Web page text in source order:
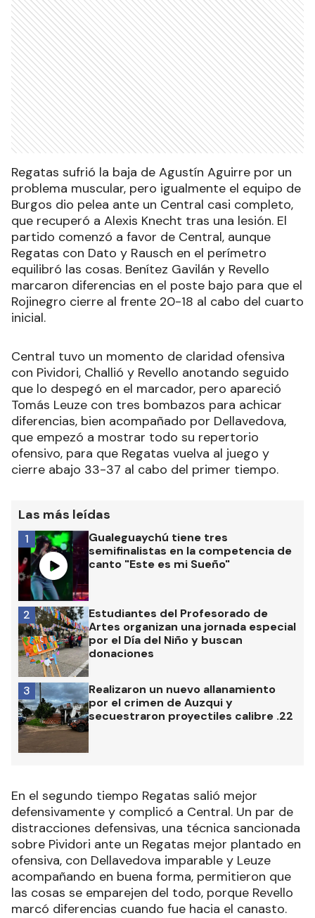
Regatas sufrió la baja de Agustín Aguirre por un
problema muscular, pero igualmente el equipo de
Burgos dio pelea ante un Central casi completo,
que recuperó a Alexis Knecht tras una lesión. El
partido comenzó a favor de Central, aunque
Regatas con Dato y Rausch en el perímetro
equilibró las cosas. Benítez Gavilán y Revello
marcaron diferencias en el poste bajo para que el
Rojinegro cierre al frente 20-18 al cabo del cuarto
inicial.
Central tuvo un momento de claridad ofensiva
con Pividori, Challió y Revello anotando seguido
que lo despegó en el marcador, pero apareció
Tomás Leuze con tres bombazos para achicar
diferencias, bien acompañado por Dellavedova,
que empezó a mostrar todo su repertorio
ofensivo, para que Regatas vuelva al juego y
cierre abajo 33-37 al cabo del primer tiempo.
Las más leídas
Gualeguaychú tiene tres
semifinalistas en la competencia de
canto "Este es mi Sueño"
1
Estudiantes del Profesorado de
Artes organizan una jornada especial
por el Día del Niño y buscan
donaciones
2
Realizaron un nuevo allanamiento
por el crimen de Auzqui y
secuestraron proyectiles calibre .22
3
En el segundo tiempo Regatas salió mejor
defensivamente y complicó a Central. Un par de
distracciones defensivas, una técnica sancionada
sobre Pividori ante un Regatas mejor plantado en
ofensiva, con Dellavedova imparable y Leuze
acompañando en buena forma, permitieron que
las cosas se emparejen del todo, porque Revello
marcó diferencias cuando fue hacia el canasto.